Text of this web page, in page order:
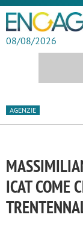
08/08/2026
AGENZIE
ICAT COME